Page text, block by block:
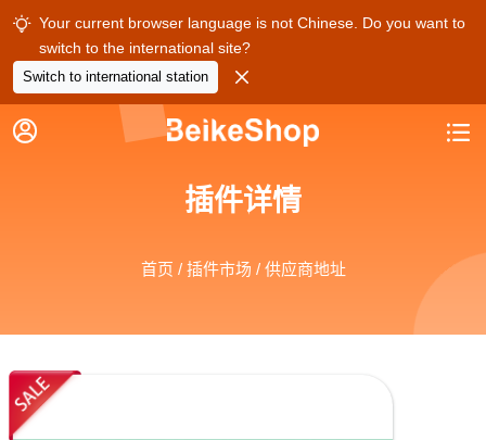
 Your current browser language is not Chinese. Do you want to
switch to the international site?
Switch to international station 
 
插件详情
首页 / 插件市场 / 供应商地址